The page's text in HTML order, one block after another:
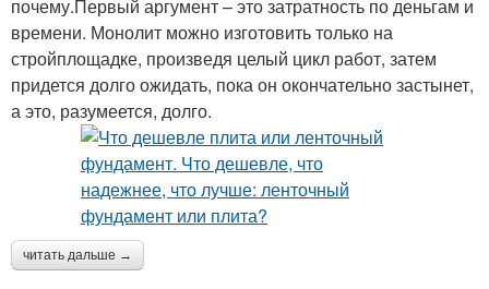
почему.Первый аргумент – это затратность по деньгам и
времени. Монолит можно изготовить только на
стройплощадке, произведя целый цикл работ, затем
придется долго ожидать, пока он окончательно застынет,
а это, разумеется, долго.
читать дальше →